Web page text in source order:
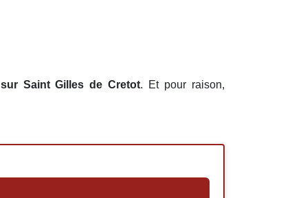
sur Saint Gilles de Cretot. Et pour raison,